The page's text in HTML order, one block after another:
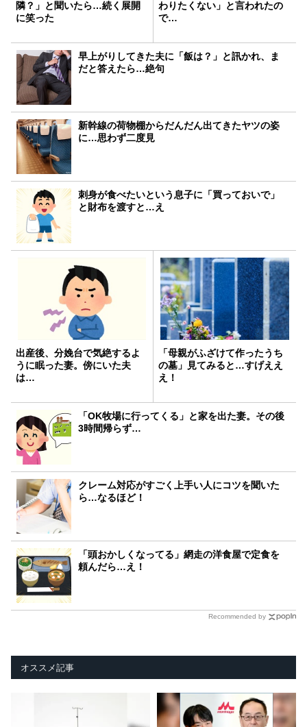
隣？」と聞いたら…続く展開
に笑った
わりたくない」と言われたの
で…
早上がりしてきた夫に「飯は？」と訊かれ、ま
だと答えたら…絶句
新幹線の荷物棚からだんだん出てきたヤツの姿
に…思わず二度見
刺身が食べたいという息子に「買っておいで」
と財布を渡すと…え
出産後、分娩台で気絶するよ
うに眠った妻。傍にいた夫
は…
「母親がふざけて作ったうち
の墓」見てみると…すげええ
え！
「OK牧場に行ってくる」と家を出た妻。その後
3時間帰らず…
クレーム対応がすごく上手い人にコツを聞いた
ら…なるほど！
「頭おかしくなってる」網走の洋食屋で定食を
頼んだら…え！
Recommended by
オススメ記事